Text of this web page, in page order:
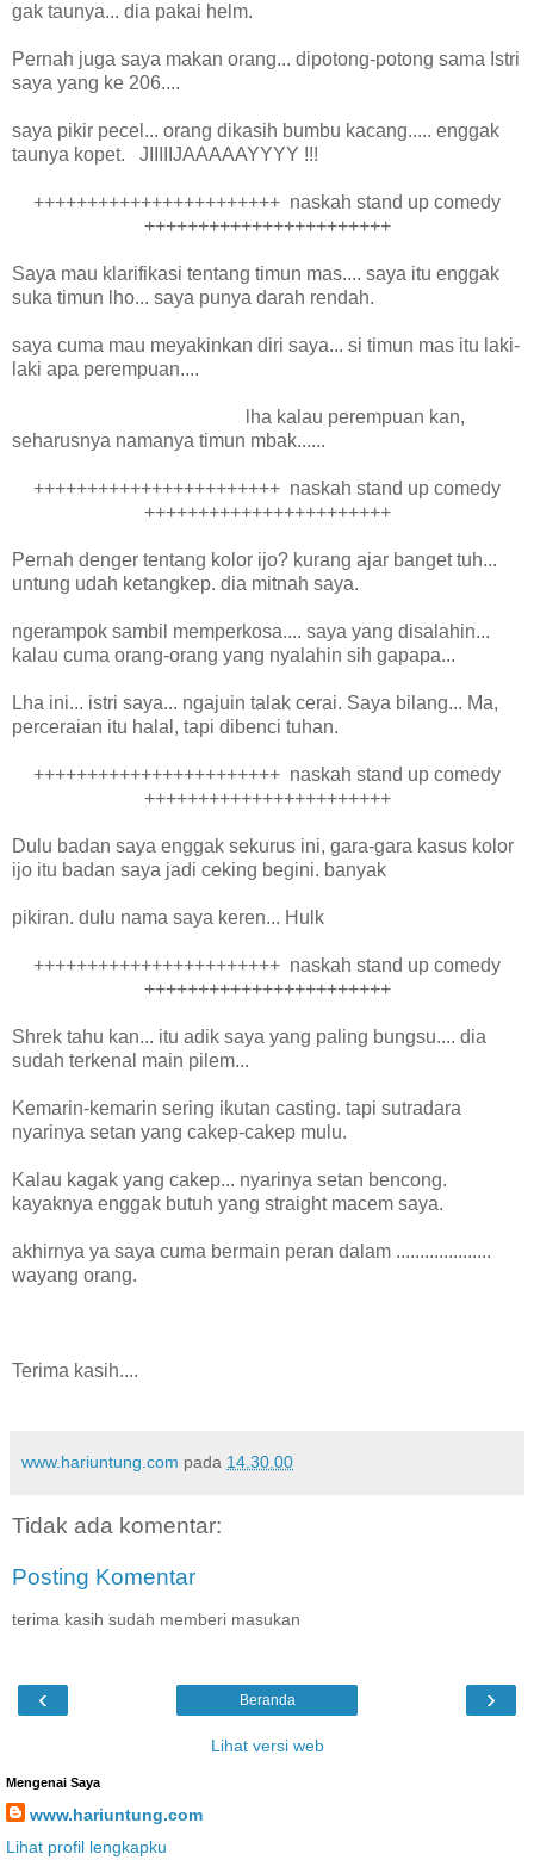
gak taunya... dia pakai helm.
Pernah juga saya makan orang... dipotong-potong sama Istri
saya yang ke 206....
saya pikir pecel... orang dikasih bumbu kacang..... enggak
taunya kopet. JIIIIIJAAAAAYYYY !!!
+++++++++++++++++++++++ naskah stand up comedy
+++++++++++++++++++++++
Saya mau klarifikasi tentang timun mas.... saya itu enggak
suka timun lho... saya punya darah rendah.
saya cuma mau meyakinkan diri saya... si timun mas itu laki-
laki apa perempuan....
lha kalau perempuan kan,
seharusnya namanya timun mbak......
+++++++++++++++++++++++ naskah stand up comedy
+++++++++++++++++++++++
Pernah denger tentang kolor ijo? kurang ajar banget tuh...
untung udah ketangkep. dia mitnah saya.
ngerampok sambil memperkosa.... saya yang disalahin...
kalau cuma orang-orang yang nyalahin sih gapapa...
Lha ini... istri saya... ngajuin talak cerai. Saya bilang... Ma,
perceraian itu halal, tapi dibenci tuhan.
+++++++++++++++++++++++ naskah stand up comedy
+++++++++++++++++++++++
Dulu badan saya enggak sekurus ini, gara-gara kasus kolor
ijo itu badan saya jadi ceking begini. banyak
pikiran. dulu nama saya keren... Hulk
+++++++++++++++++++++++ naskah stand up comedy
+++++++++++++++++++++++
Shrek tahu kan... itu adik saya yang paling bungsu.... dia
sudah terkenal main pilem...
Kemarin-kemarin sering ikutan casting. tapi sutradara
nyarinya setan yang cakep-cakep mulu.
Kalau kagak yang cakep... nyarinya setan bencong.
kayaknya enggak butuh yang straight macem saya.
akhirnya ya saya cuma bermain peran dalam ....................
wayang orang.
Terima kasih....
www.hariuntung.com pada 14.30.00
Tidak ada komentar:
Posting Komentar
terima kasih sudah memberi masukan
‹ ›
Beranda
Lihat versi web
Mengenai Saya
www.hariuntung.com
Lihat profil lengkapku